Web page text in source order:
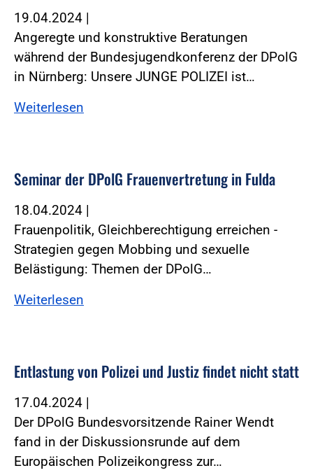
19.04.2024 |
Angeregte und konstruktive Beratungen
während der Bundesjugendkonferenz der DPolG
in Nürnberg: Unsere JUNGE POLIZEI ist…
Weiterlesen
Seminar der DPolG Frauenvertretung in Fulda
18.04.2024 |
Frauenpolitik, Gleichberechtigung erreichen -
Strategien gegen Mobbing und sexuelle
Belästigung: Themen der DPolG…
Weiterlesen
Entlastung von Polizei und Justiz findet nicht statt
17.04.2024 |
Der DPolG Bundesvorsitzende Rainer Wendt
fand in der Diskussionsrunde auf dem
Europäischen Polizeikongress zur…